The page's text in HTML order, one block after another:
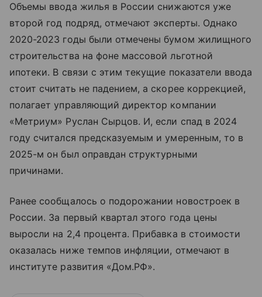
Объемы ввода жилья в России снижаются уже
второй год подряд, отмечают эксперты. Однако
2020-2023 годы были отмечены бумом жилищного
строительства на фоне массовой льготной
ипотеки. В связи с этим текущие показатели ввода
стоит считать не падением, а скорее коррекцией,
полагает управляющий директор компании
«Метриум» Руслан Сырцов. И, если спад в 2024
году считался предсказуемым и умеренным, то в
2025-м он был оправдан структурными
причинами.
Ранее сообщалось о подорожании новостроек в
России. За первый квартал этого года цены
выросли на 2,4 процента. Прибавка в стоимости
оказалась ниже темпов инфляции, отмечают в
институте развития «Дом.РФ».